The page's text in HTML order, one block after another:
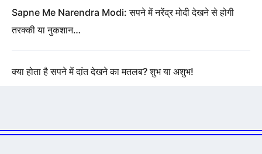
Sapne Me Narendra Modi: सपने में नरेंद्र मोदी देखने से होगी
तरक्की या नुकशान…
क्या होता है सपने में दांत देखने का मतलब? शुभ या अशुभ!